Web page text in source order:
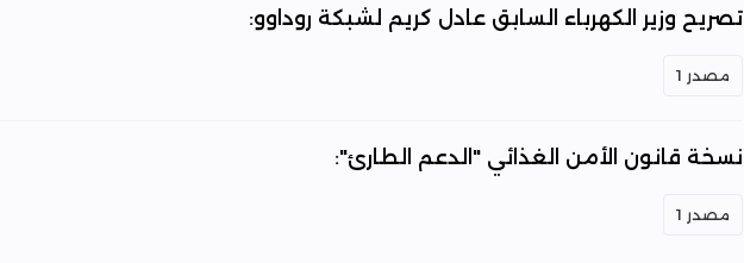
تصريح وزير الكهرباء السابق عادل كريم لشبكة روداوو:
مصدر 1
نسخة قانون الأمن الغذائي "الدعم الطارئ":
مصدر 1